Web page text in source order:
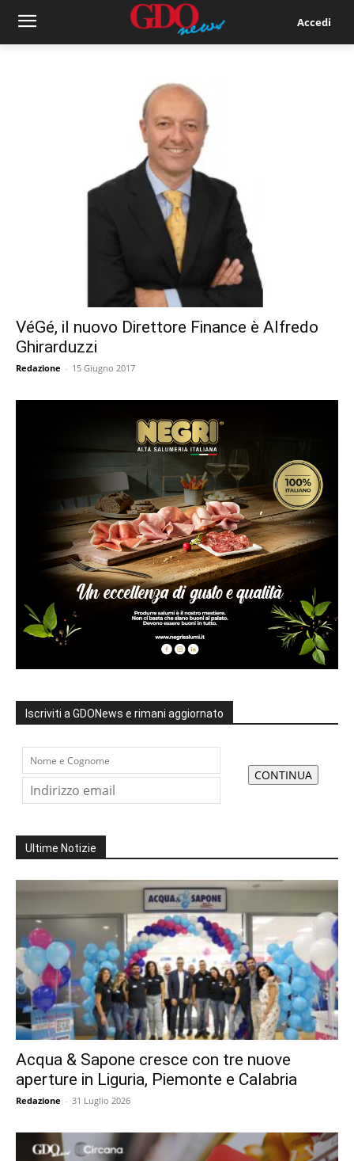
Accedi
VéGé, il nuovo Direttore Finance è Alfredo
Ghirarduzzi
Redazione - 15 Giugno 2017
Iscriviti a GDONews e rimani aggiornato
Ultime Notizie
Acqua & Sapone cresce con tre nuove
aperture in Liguria, Piemonte e Calabria
Redazione - 31 Luglio 2026